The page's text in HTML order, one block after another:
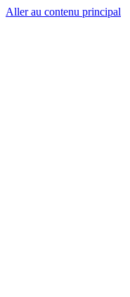
Aller au contenu principal